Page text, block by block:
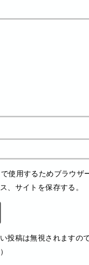
使用するためブラウザ
、サイトを保存する。
投稿は無視されますの